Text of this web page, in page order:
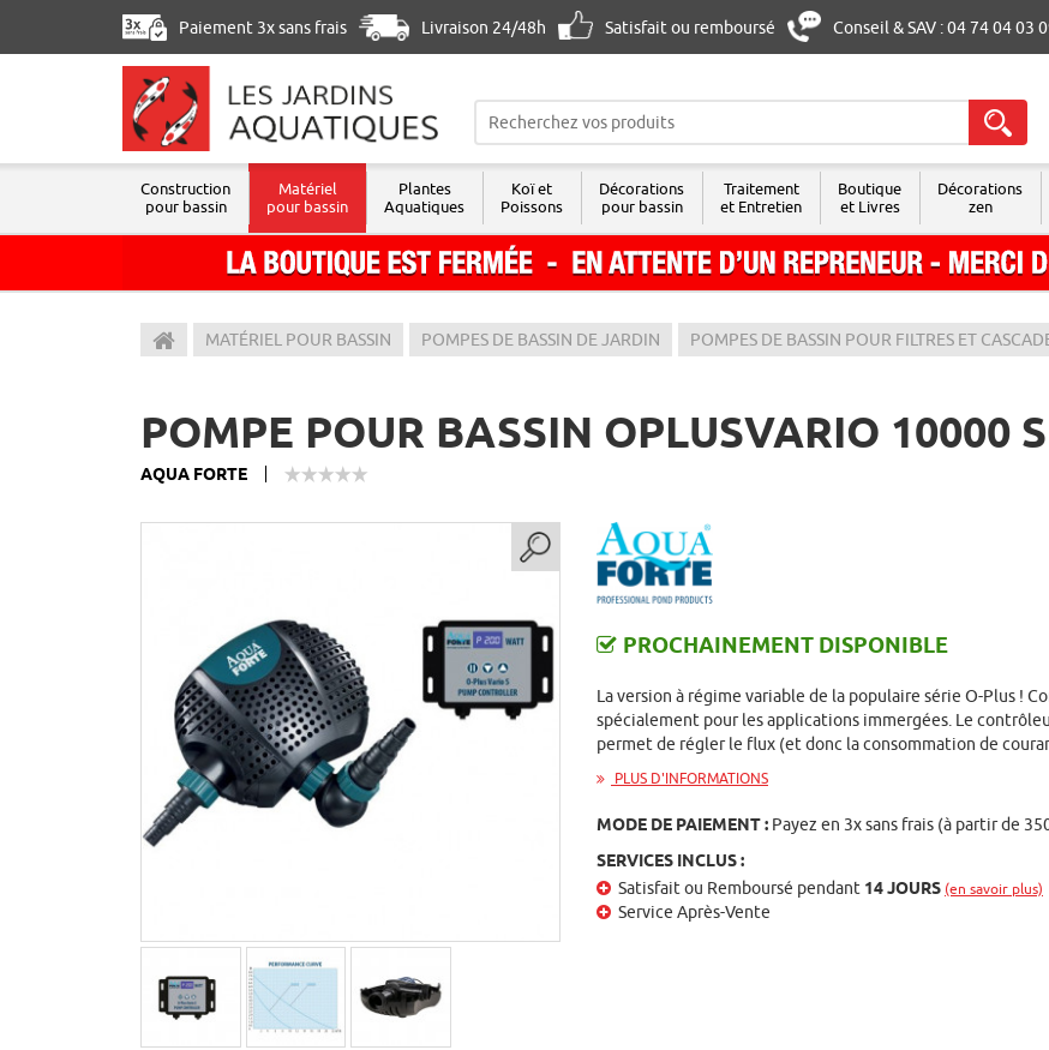
Paiement 3x sans frais Livraison 24/48h Satisfait ou remboursé Conseil & SAV : 04 74 04 03
Les Jardins Aquatiques
Construction
pour bassin
Matériel
pour bassin
Plantes
Aquatiques
Koï et
Poissons
Décorations
pour bassin
Traitement
et Entretien
Boutique
et Livres
Décorations
zen
MATÉRIEL POUR BASSIN POMPES DE BASSIN DE JARDIN POMPES DE BASSIN POUR FILTRES ET
POMPE POUR BASSIN OPLUSVARIO 10000 S
AQUA FORTE
PROCHAINEMENT DISPONIBLE
La version à régime variable de la populaire série O-Plus !
spécialement pour les applications immergées. Le
permet de régler le flux (et donc la consommation de
PLUS D'INFORMATIONS
MODE DE PAIEMENT : Payez en 3x sans frais (à partir de
SERVICES INCLUS :
Satisfait ou Remboursé pendant 14 JOURS (en savoir plus)
Service Après-Vente